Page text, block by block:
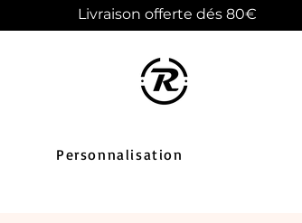
Livraison offerte dés 80€
Personnalisation